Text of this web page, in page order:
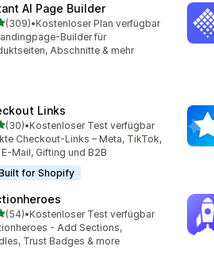
AI Page Builder
5 Sternen
(309) insgesamt
•Kostenloser Plan verfügbar
Builder für
Abschnitte & mehr
Links
5 Sternen
(30) insgesamt
•Kostenloser Test verfügbar
Checkout-Links – Meta, TikTok,
E-Mail, Gifting und B2B
for Shopify
5 Sternen
(54) insgesamt
•Kostenloser Test verfügbar
- Add Sections,
Trust Badges & more